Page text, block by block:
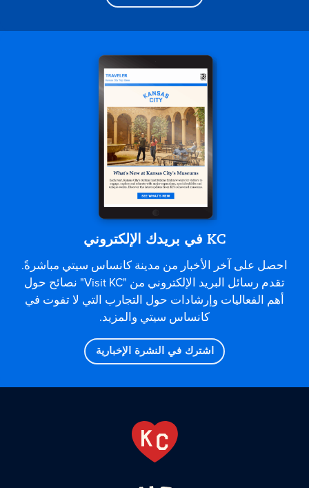
KC في بريدك الإلكتروني
احصل على آخر الأخبار من مدينة كانساس سيتي مباشرةً.
تقدم رسائل البريد الإلكتروني من "Visit KC" نصائح حول
أهم الفعاليات وإرشادات حول التجارب التي لا تفوت في
كانساس سيتي والمزيد.
اشترك في النشرة الإخبارية